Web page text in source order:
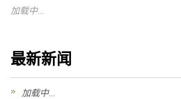
加载中...
最新新闻
加载中...